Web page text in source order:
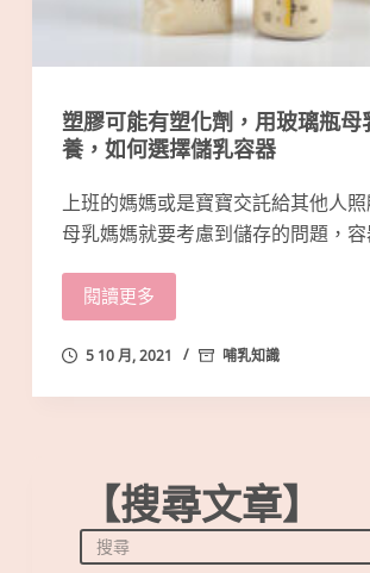
塑膠可能有塑化劑，用玻璃瓶
養，如何選擇儲乳容器
上班的媽媽或是寶寶交託給其他人照
母乳媽媽就要考慮到儲存的問題，
閱讀更多
5 10 月, 2021 哺乳知識
【搜尋文章】